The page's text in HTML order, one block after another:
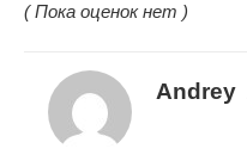
( Пока оценок нет )
Andrey